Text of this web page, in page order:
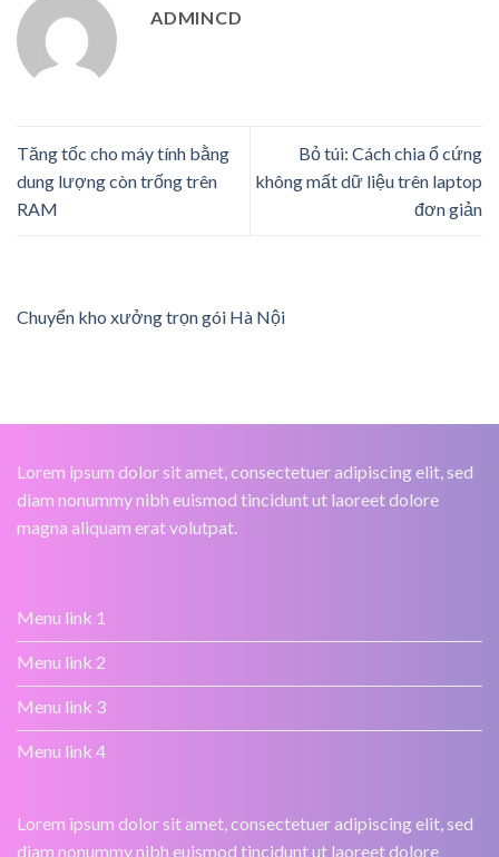
ADMINCD
Tăng tốc cho máy tính bằng
dung lượng còn trống trên
RAM
Bỏ túi: Cách chia ổ cứng
không mất dữ liệu trên laptop
đơn giản
Chuyển kho xưởng trọn gói Hà Nội
Lorem ipsum dolor sit amet, consectetuer adipiscing elit, sed
diam nonummy nibh euismod tincidunt ut laoreet dolore
magna aliquam erat volutpat.
Menu link 1
Menu link 2
Menu link 3
Menu link 4
Lorem ipsum dolor sit amet, consectetuer adipiscing elit, sed
diam nonummy nibh euismod tincidunt ut laoreet dolore